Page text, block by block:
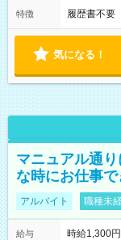
特徴 履歴書不要
気になる！
マニュアル通
な時にお仕事
アルバイト 職種未
給与
時給1,300